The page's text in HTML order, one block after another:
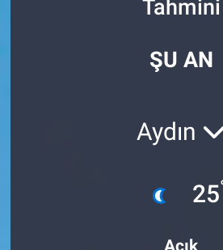
Tahmini
ŞU AN
Aydın
25
Açık
Son Dakika Haberleri